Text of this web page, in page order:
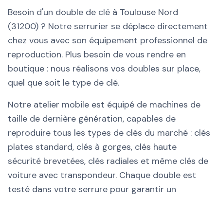
Besoin d'un double de clé à Toulouse Nord
(31200) ? Notre serrurier se déplace directement
chez vous avec son équipement professionnel de
reproduction. Plus besoin de vous rendre en
boutique : nous réalisons vos doubles sur place,
quel que soit le type de clé.
Notre atelier mobile est équipé de machines de
taille de dernière génération, capables de
reproduire tous les types de clés du marché : clés
plates standard, clés à gorges, clés haute
sécurité brevetées, clés radiales et même clés de
voiture avec transpondeur. Chaque double est
testé dans votre serrure pour garantir un